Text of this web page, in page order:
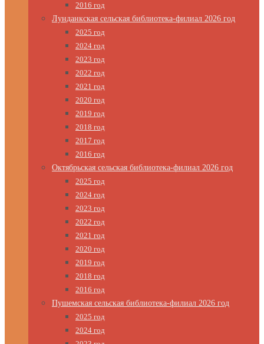
2016 год
Лунданкская сельская библиотека-филиал 2026 год
2025 год
2024 год
2023 год
2022 год
2021 год
2020 год
2019 год
2018 год
2017 год
2016 год
Октябрьская сельская библиотека-филиал 2026 год
2025 год
2024 год
2023 год
2022 год
2021 год
2020 год
2019 год
2018 год
2016 год
Пушемская сельская библиотека-филиал 2026 год
2025 год
2024 год